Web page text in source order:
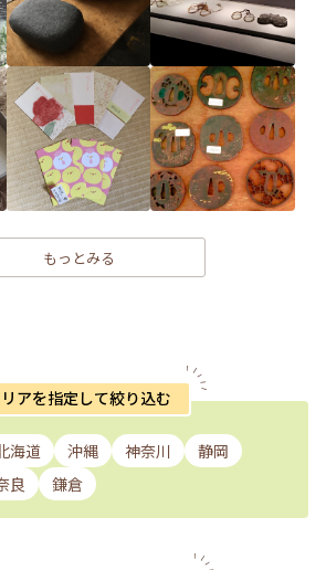
もっとみる
アを指定して絞り込む
海道 沖縄 神奈川
静岡
良 鎌倉